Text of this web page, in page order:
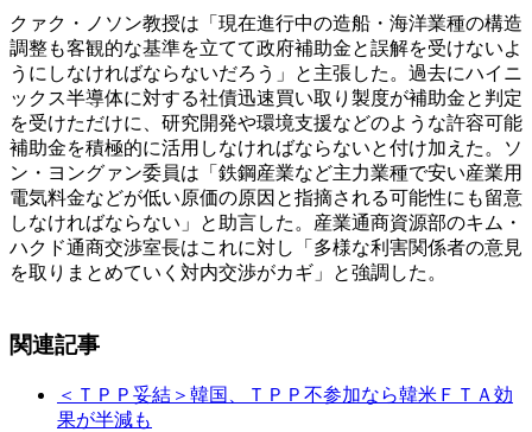
クァク・ノソン教授は「現在進行中の造船・海洋業種の構造
調整も客観的な基準を立てて政府補助金と誤解を受けないよ
うにしなければならないだろう」と主張した。過去にハイニ
ックス半導体に対する社債迅速買い取り製度が補助金と判定
を受けただけに、研究開発や環境支援などのような許容可能
補助金を積極的に活用しなければならないと付け加えた。ソ
ン・ヨングァン委員は「鉄鋼産業など主力業種で安い産業用
電気料金などが低い原価の原因と指摘される可能性にも留意
しなければならない」と助言した。産業通商資源部のキム・
ハクド通商交渉室長はこれに対し「多様な利害関係者の意見
を取りまとめていく対内交渉がカギ」と強調した。
関連記事
＜ＴＰＰ妥結＞韓国、ＴＰＰ不参加なら韓米ＦＴＡ効
果が半減も